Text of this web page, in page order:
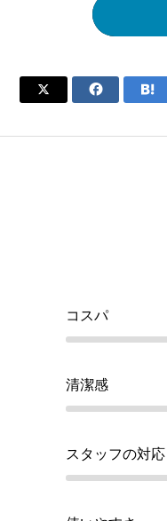
  
コスパ
清潔感
スタッフの対応